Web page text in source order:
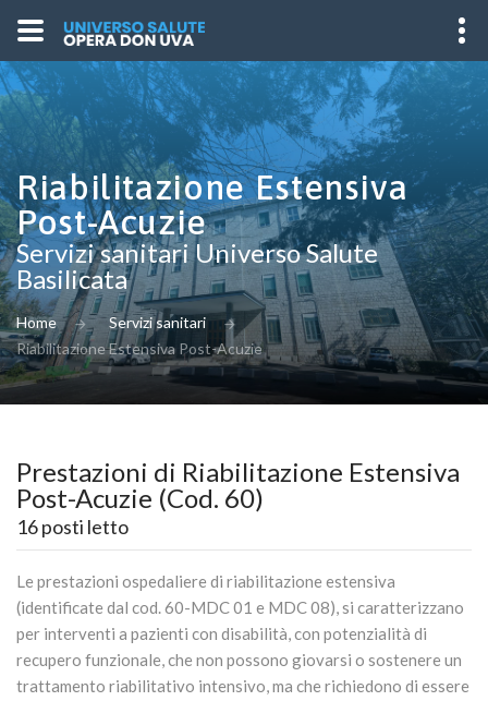
Riabilitazione Estensiva
Post-Acuzie
Servizi sanitari Universo Salute
Basilicata
Home
Servizi sanitari
Riabilitazione Estensiva Post-Acuzie
Prestazioni di Riabilitazione Estensiva
Post-Acuzie (Cod. 60)
16 posti letto
Le prestazioni ospedaliere di riabilitazione estensiva
(identificate dal cod. 60-MDC 01 e MDC 08), si caratterizzano
per interventi a pazienti con disabilità, con potenzialità di
recupero funzionale, che non possono giovarsi o sostenere un
trattamento riabilitativo intensivo, ma che richiedono di essere